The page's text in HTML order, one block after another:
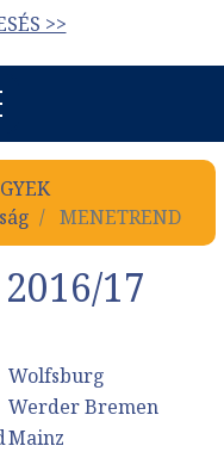
>>
MENETREND
17
Wolfsburg
Werder Bremen
Mainz